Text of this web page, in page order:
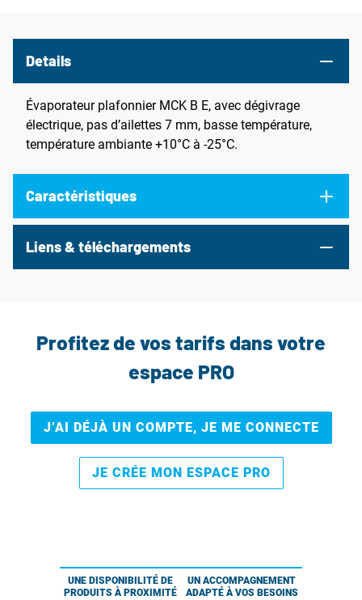
Details
Évaporateur plafonnier MCK B E, avec dégivrage
électrique, pas d’ailettes 7 mm, basse température,
température ambiante +10°C à -25°C.
Caractéristiques
Liens & téléchargements
Profitez de vos tarifs dans votre
espace PRO
J’AI DÉJÀ UN COMPTE, JE ME CONNECTE
JE CRÉE MON ESPACE PRO
UNE DISPONIBILITÉ DE
PRODUITS À PROXIMITÉ
UN ACCOMPAGNEMENT
ADAPTÉ À VOS BESOINS